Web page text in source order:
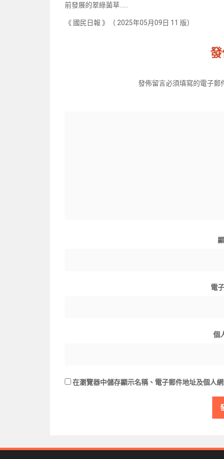
前發展的翠綠菌草……
《 國民日報 》（ 2025年05月09日 11 版）
發佈留言必須填寫的電子郵
電
個
在瀏覽器中儲存顯示名稱、電子郵件地址及個人